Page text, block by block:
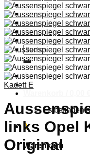
Home
Shop
Teileanfrage
Teileliste
Suchen
nach:
Anmelden
Es befinden
0
Warenkorb
Kadett E
links Opel
Original